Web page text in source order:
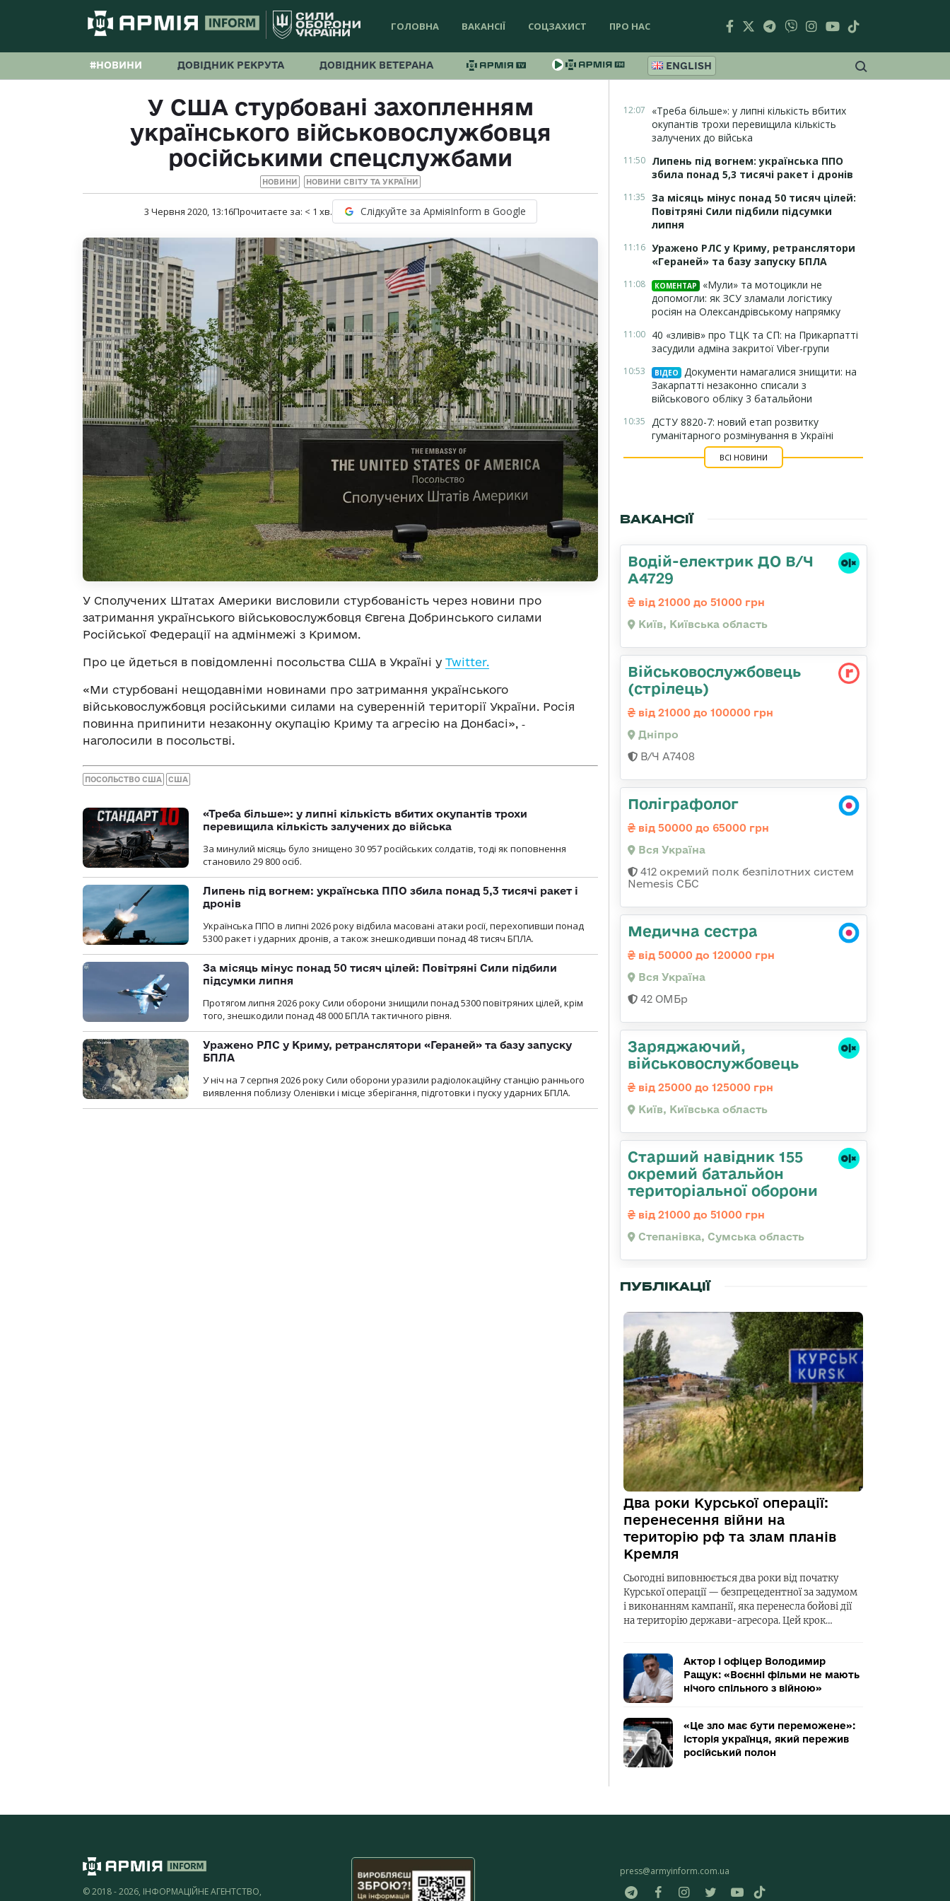
ГОЛОВНА ВАКАНСІЇ СОЦЗАХИСТ ПРО НАС
#НОВИНИ ДОВІДНИК РЕКРУТА ДОВІДНИК ВЕТЕРАНА ENGLISH
У США стурбовані захопленням
українського військовослужбовця
російськими спецслужбами
НОВИНИ НОВИНИ СВІТУ ТА УКРАЇНИ
3 Червня 2020, 13:16Прочитаєте за: < 1 хв. Слідкуйте за АрміяInform в Google
У Сполучених Штатах Америки висловили стурбованість через новини про
затримання українського військовослужбовця Євгена Добринського силами
Російської Федерації на адмінмежі з Кримом.
Про це йдеться в повідомленні посольства США в Україні у Twitter.
«Ми стурбовані нещодавніми новинами про затримання українського
військовослужбовця російськими силами на суверенній території України. Росія
повинна припинити незаконну окупацію Криму та агресію на Донбасі», ‑
наголосили в посольстві.
ПОСОЛЬСТВО США США
«Треба більше»: у липні кількість вбитих окупантів трохи
перевищила кількість залучених до війська
За минулий місяць було знищено 30 957 російських солдатів, тоді як поповнення
становило 29 800 осіб.
Липень під вогнем: українська ППО збила понад 5,3 тисячі ракет і
дронів
Українська ППО в липні 2026 року відбила масовані атаки росії, перехопивши понад
5300 ракет і ударних дронів, а також знешкодивши понад 48 тисяч БПЛА.
За місяць мінус понад 50 тисяч цілей: Повітряні Сили підбили
підсумки липня
Протягом липня 2026 року Cили оборони знищили понад 5300 повітряних цілей, крім
того, знешкодили понад 48 000 БПЛА тактичного рівня.
Уражено РЛС у Криму, ретранслятори «Гераней» та базу запуску
БПЛА
У ніч на 7 серпня 2026 року Сили оборони уразили радіолокаційну станцію раннього
виявлення поблизу Оленівки і місце зберігання, підготовки і пуску ударних БПЛА.
12:07
«Треба більше»: у липні кількість вбитих
окупантів трохи перевищила кількість
залучених до війська
11:50 Липень під вогнем: українська ППО
збила понад 5,3 тисячі ракет і дронів
11:35 За місяць мінус понад 50 тисяч цілей:
Повітряні Сили підбили підсумки
липня
11:16 Уражено РЛС у Криму, ретранслятори
«Гераней» та базу запуску БПЛА
11:08 КОМЕНТАР
«Мули» та мотоцикли не
допомогли: як ЗСУ зламали логістику
росіян на Олександрівському напрямку
11:00 40 «зливів» про ТЦК та СП: на Прикарпатті
засудили адміна закритої Viber-групи
10:53 ВІДЕО
Документи намагалися знищити: на
Закарпатті незаконно списали з
військового обліку 3 батальйони
10:35 ДСТУ 8820-7: новий етап розвитку
гуманітарного розмінування в Україні
ВСІ НОВИНИ
ВАКАНСІЇ
Водій-електрик ДО В/Ч
А4729
від 21000 до 51000 грн
Київ, Київська область
Військовослужбовець
(стрілець)
від 21000 до 100000 грн
Дніпро
В/Ч А7408
Поліграфолог
від 50000 до 65000 грн
Вся Україна
412 окремий полк безпілотних систем
Nemesis СБС
Медична сестра
від 50000 до 120000 грн
Вся Україна
42 ОМБр
Заряджаючий,
військовослужбовець
від 25000 до 125000 грн
Київ, Київська область
Старший навідник 155
окремий батальйон
територіальної оборони
від 21000 до 51000 грн
Степанівка, Сумська область
ПУБЛІКАЦІЇ
Два роки Курської операції:
перенесення війни на
територію рф та злам планів
Кремля
Сьогодні виповнюється два роки від початку
Курської операції — безпрецедентної за задумом
і виконанням кампанії, яка перенесла бойові дії
на територію держави-агресора. Цей крок…
Актор і офіцер Володимир
Ращук: «Воєнні фільми не мають
нічого спільного з війною»
«Це зло має бути переможене»:
історія українця, який пережив
російський полон
© 2018 - 2026, ІНФОРМАЦІЙНЕ АГЕНТСТВО,
press@armyinform.com.ua